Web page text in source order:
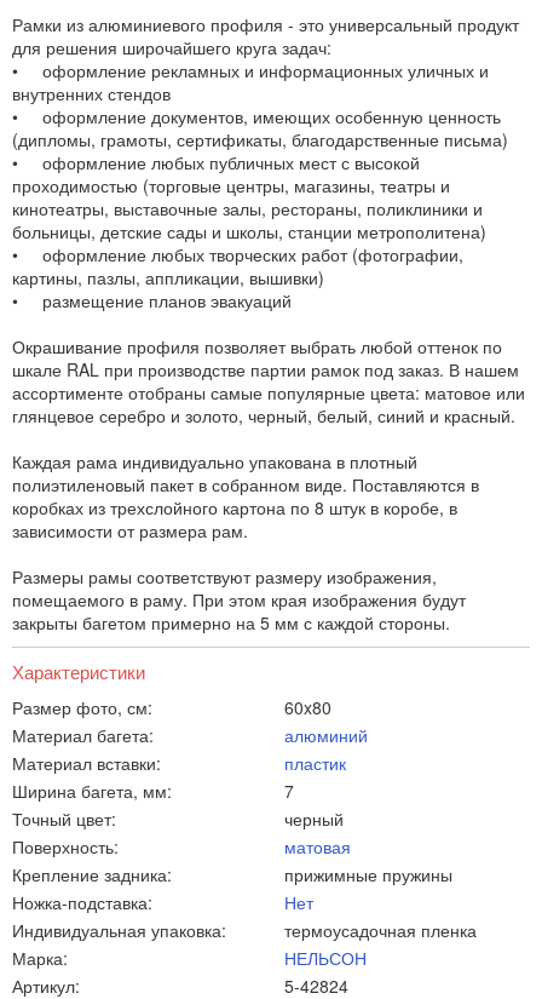
Рамки из алюминиевого профиля - это универсальный продукт
для решения широчайшего круга задач:
• оформление рекламных и информационных уличных и
внутренних стендов
• оформление документов, имеющих особенную ценность
(дипломы, грамоты, сертификаты, благодарственные письма)
• оформление любых публичных мест с высокой
проходимостью (торговые центры, магазины, театры и
кинотеатры, выставочные залы, рестораны, поликлиники и
больницы, детские сады и школы, станции метрополитена)
• оформление любых творческих работ (фотографии,
картины, пазлы, аппликации, вышивки)
• размещение планов эвакуаций
Окрашивание профиля позволяет выбрать любой оттенок по
шкале RAL при производстве партии рамок под заказ. В нашем
ассортименте отобраны самые популярные цвета: матовое или
глянцевое серебро и золото, черный, белый, синий и красный.
Каждая рама индивидуально упакована в плотный
полиэтиленовый пакет в собранном виде. Поставляются в
коробках из трехслойного картона по 8 штук в коробе, в
зависимости от размера рам.
Размеры рамы соответствуют размеру изображения,
помещаемого в раму. При этом края изображения будут
закрыты багетом примерно на 5 мм с каждой стороны.
Характеристики
Размер фото, см:
60x80
Материал багета:
алюминий
Материал вставки:
пластик
Ширина багета, мм:
7
Точный цвет:
черный
Поверхность:
матовая
Крепление задника:
прижимные пружины
Ножка-подставка:
Нет
Индивидуальная упаковка:
термоусадочная пленка
Марка:
НЕЛЬСОН
Артикул:
5-42824